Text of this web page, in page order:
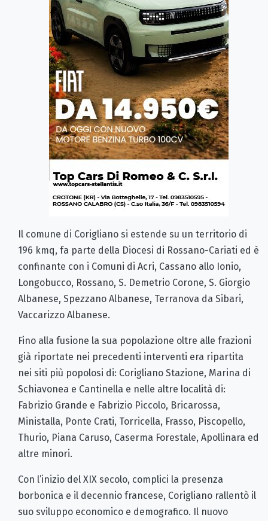
Il comune di Corigliano si estende su un territorio di
196 kmq, fa parte della Diocesi di Rossano-Cariati ed è
confinante con i Comuni di Acri, Cassano allo Ionio,
Longobucco, Rossano, S. Demetrio Corone, S. Giorgio
Albanese, Spezzano Albanese, Terranova da Sibari,
Vaccarizzo Albanese.
Fino alla fusione la sua popolazione oltre alle frazioni
già riportate nei precedenti interventi era ripartita
nei siti più popolosi di: Corigliano Stazione, Marina di
Schiavonea e Cantinella e nelle altre località di:
Fabrizio Grande e Fabrizio Piccolo, Bricarossa,
Ministalla, Ponte Crati, Torricella, Frasso, Piscopello,
Thurio, Piana Caruso, Caserma Forestale, Apollinara ed
altre minori.
Con l’inizio del XIX secolo, complici la presenza
borbonica e il decennio francese, Corigliano rallentò il
suo sviluppo economico e demografico. Il nuovo